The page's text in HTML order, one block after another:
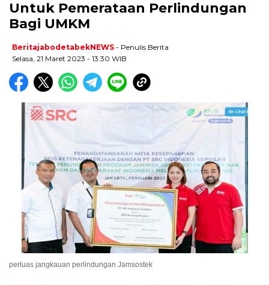
Untuk Pemerataan Perlindungan
Bagi UMKM
BeritajabodetabekNEWS - Penulis Berita
Selasa, 21 Maret 2023 - 13:30 WIB
perluas jangkauan perlindungan Jamsostek